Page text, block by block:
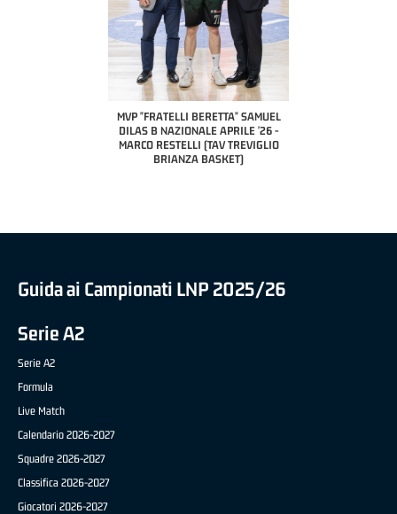
MVP "FRATELLI BERETTA" SAMUEL
DILAS B NAZIONALE APRILE '26 -
MARCO RESTELLI (TAV TREVIGLIO
BRIANZA BASKET)
Guida ai Campionati LNP 2025/26
Serie A2
Serie A2
Formula
Live Match
Calendario 2026-2027
Squadre 2026-2027
Classifica 2026-2027
Giocatori 2026-2027